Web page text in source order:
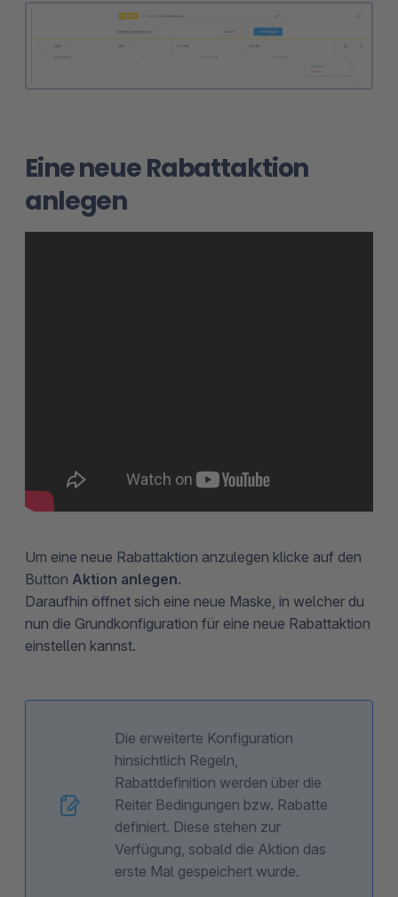
Eine neue Rabattaktion
anlegen
Um eine neue Rabattaktion anzulegen klicke auf den
Button Aktion anlegen.
Daraufhin öffnet sich eine neue Maske, in welcher du
nun die Grundkonfiguration für eine neue Rabattaktion
einstellen kannst.
Die erweiterte Konfiguration
hinsichtlich Regeln,
Rabattdefinition werden über die
Reiter Bedingungen bzw. Rabatte
definiert. Diese stehen zur
Verfügung, sobald die Aktion das
erste Mal gespeichert wurde.